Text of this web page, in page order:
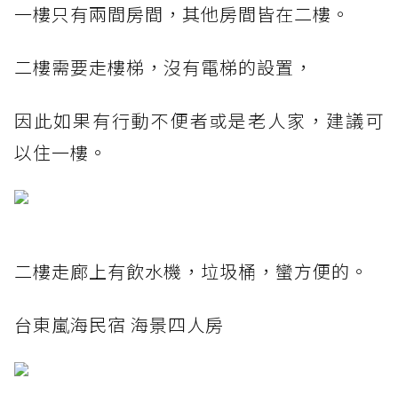
一樓只有兩間房間，其他房間皆在二樓。
二樓需要走樓梯，沒有電梯的設置，
因此如果有行動不便者或是老人家，建議可
以住一樓。
二樓走廊上有飲水機，垃圾桶，蠻方便的。
台東嵐海民宿 海景四人房